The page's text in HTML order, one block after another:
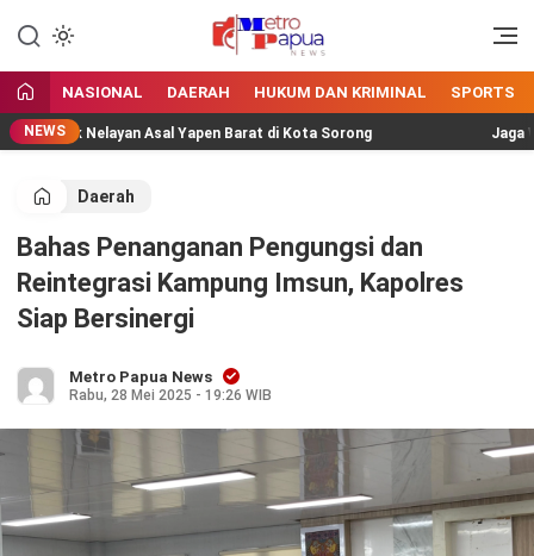
MetroPapua News
Jangan Gentar Bicara Benar
NASIONAL DAERAH HUKUM DAN KRIMINAL SPORTS
NEWSNelayan Asal Yapen Barat di Kota Sorong Jaga
Daerah
Bahas Penanganan Pengungsi dan
Reintegrasi Kampung Imsun, Kapolres
Siap Bersinergi
Metro Papua News
Rabu, 28 Mei 2025 - 19:26 WIB